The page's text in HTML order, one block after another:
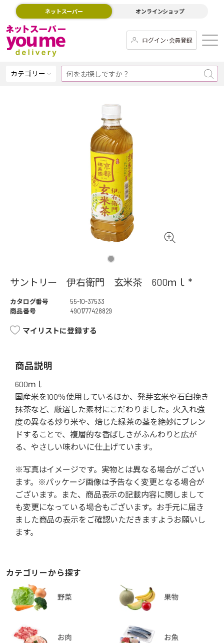
ネットスーパー オンラインショップ
ログイン･会員登録
カテゴリー
サントリー 伊右衛門 玄米茶 600ｍｌ *
カタログ番号
55-10-37533
商品番号
4901777428829
マイリストに登録する
商品説明
600ｍｌ
国産米を100％使用しているほか、発芽玄米や石臼挽き
抹茶など、厳選した素材にこだわりました。火入れ強
度の異なる炒り米や、焙じた緑茶の茎を絶妙にブレン
ドすることで、複層的な香ばしさがふんわりと広が
る、やさしい味わいに仕上げています。
※写真はイメージです。実物とは異なる場合がござい
ます。※パッケージ画像は予告なく変更となる場合が
ございます。また、商品表示の記載内容に関しまして
も変更になっている場合もございます。お手元に届き
ました商品の表示をご確認いただきますようお願いし
ます。
カテゴリーから探す